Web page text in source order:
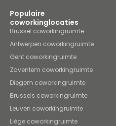
Populaire
coworkinglocaties
Brussel coworkingruimte
Antwerpen coworkingruimte
Gent coworkingruimte
Zaventem coworkingruimte
Diegem coworkingruimte
Brussels coworkingruimte
Leuven coworkingruimte
Liège coworkingruimte